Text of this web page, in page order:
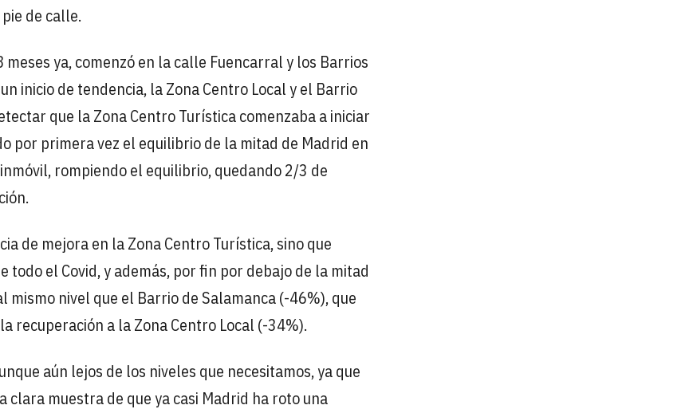
de calle.
ya, comenzó en la calle Fuencarral y los Barrios
inicio de tendencia, la Zona Centro Local y el Barrio
que la Zona Centro Turística comenzaba a iniciar
por primera vez el equilibrio de la mitad de Madrid en
rompiendo el equilibrio, quedando 2/3 de
de mejora en la Zona Centro Turística, sino que
todo el Covid, y además, por fin por debajo de la mitad
mismo nivel que el Barrio de Salamanca (-46%), que
recuperación a la Zona Centro Local (-34%).
aún lejos de los niveles que necesitamos, ya que
muestra de que ya casi Madrid ha roto una